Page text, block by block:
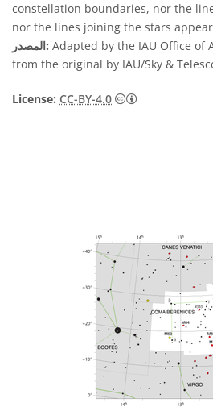
constellation boundaries, nor the
nor the lines joining the stars
المصدر: Adapted by the IAU Office of
from the original by IAU/Sky &
License: CC-BY-4.0